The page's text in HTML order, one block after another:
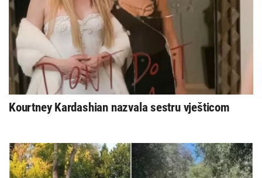
Kourtney Kardashian nazvala sestru vješticom